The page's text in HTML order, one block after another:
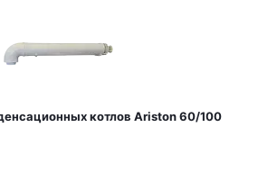
котлов Ariston 60/100